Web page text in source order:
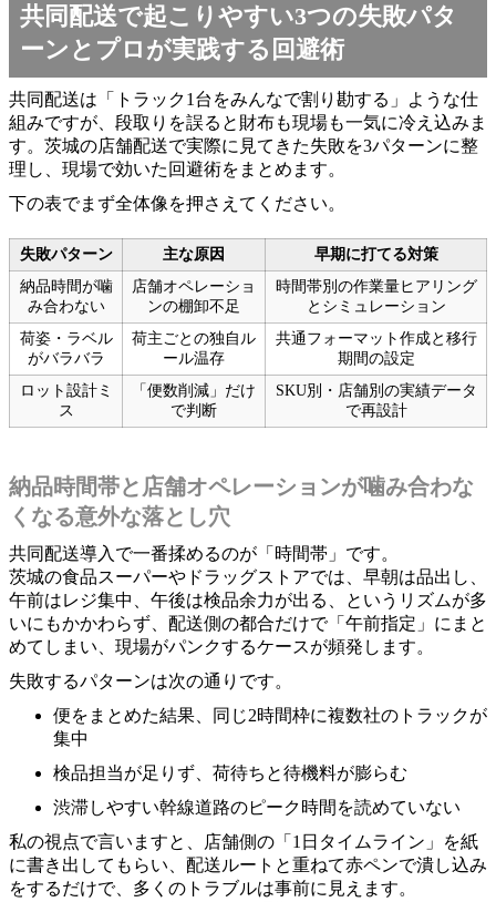
共同配送で起こりやすい3つの失敗パタ
ーンとプロが実践する回避術
共同配送は「トラック1台をみんなで割り勘する」ような仕
組みですが、段取りを誤ると財布も現場も一気に冷え込みま
す。茨城の店舗配送で実際に見てきた失敗を3パターンに整
理し、現場で効いた回避術をまとめます。
下の表でまず全体像を押さえてください。
失敗パターン 主な原因
早期に打てる対策
納品時間が噛
み合わない
店舗オペレーショ
ンの棚卸不足
時間帯別の作業量ヒアリング
とシミュレーション
荷姿・ラベル
がバラバラ
荷主ごとの独自ル
ール温存
共通フォーマット作成と移行
期間の設定
ロット設計ミ
ス
「便数削減」だけ
で判断
SKU別・店舗別の実績データ
で再設計
納品時間帯と店舗オペレーションが噛み合わな
くなる意外な落とし穴
共同配送導入で一番揉めるのが「時間帯」です。
茨城の食品スーパーやドラッグストアでは、早朝は品出し、
午前はレジ集中、午後は検品余力が出る、というリズムが多
いにもかかわらず、配送側の都合だけで「午前指定」にまと
めてしまい、現場がパンクするケースが頻発します。
失敗するパターンは次の通りです。
便をまとめた結果、同じ2時間枠に複数社のトラックが
集中
検品担当が足りず、荷待ちと待機料が膨らむ
渋滞しやすい幹線道路のピーク時間を読めていない
私の視点で言いますと、店舗側の「1日タイムライン」を紙
に書き出してもらい、配送ルートと重ねて赤ペンで潰し込み
をするだけで、多くのトラブルは事前に見えます。